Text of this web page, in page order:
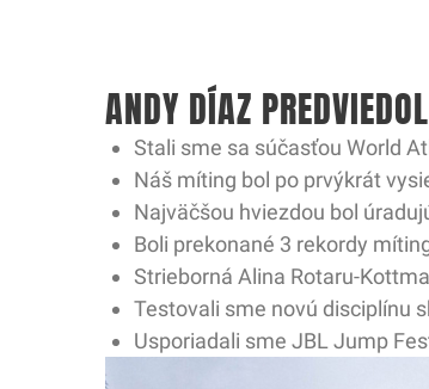
ANDY DÍAZ
Stali sme sa súčasťou World
Náš míting bol po prvýkrát
Najväčšou hviezdou bol
Boli prekonané 3 rekordy
Strieborná Alina Rotaru-
Testovali sme novú disciplínu
Usporiadali sme JBL Jump